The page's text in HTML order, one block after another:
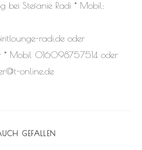
bei Stefanie Radi * Mobil:
radi.de oder
* Mobil 016098757514 oder
online.de
GEFALLEN